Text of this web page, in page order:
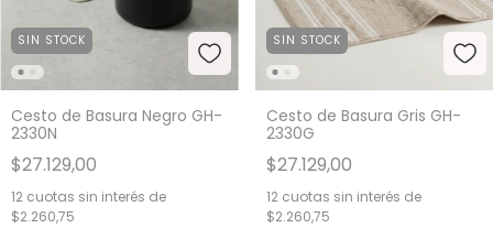
SIN STOCK
Cesto de Basura Negro GH-
2330N
$27.129,00
12 cuotas sin interés de
$2.260,75
SIN STOCK
Cesto de Basura Gris GH-
2330G
$27.129,00
12 cuotas sin interés de
$2.260,75